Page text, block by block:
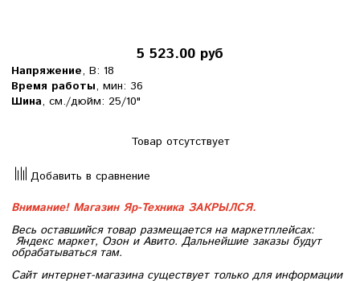
5 523.00 руб
Напряжение, В: 18
Время работы, мин: 36
Шина, см./дюйм: 25/10"
Товар отсутствует
Добавить в сравнение
Внимание! Магазин Яр-Техника ЗАКРЫЛСЯ.
Весь оставшийся товар размещается на маркетплейсах:
Яндекс маркет, Озон и Авито. Дальнейшие заказы будут
обрабатываться там.
Сайт интернет-магазина существует только для информации